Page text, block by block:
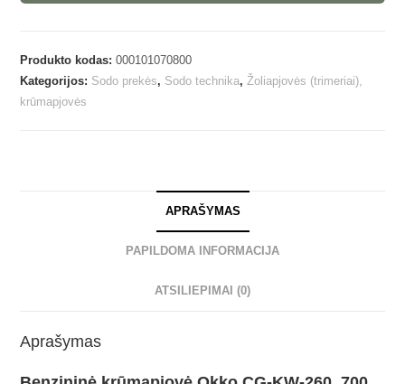
Produkto kodas:000101070800
Kategorijos: Sodo prekės, Sodo technika,Žoliapjovės (trimeriai),
krūmapjovės
APRAŠYMAS
PAPILDOMA INFORMACIJA
ATSILIEPIMAI (0)
Aprašymas